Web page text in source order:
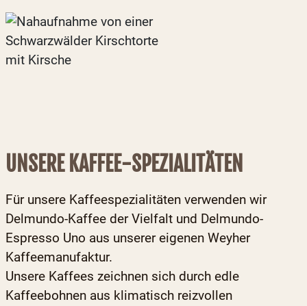
UNSERE KAFFEE-SPEZIALITÄTEN
Für unsere Kaffeespezialitäten verwenden wir
Delmundo-Kaffee der Vielfalt und Delmundo-
Espresso Uno aus unserer eigenen Weyher
Kaffeemanufaktur.
Unsere Kaffees zeichnen sich durch edle
Kaffeebohnen aus klimatisch reizvollen